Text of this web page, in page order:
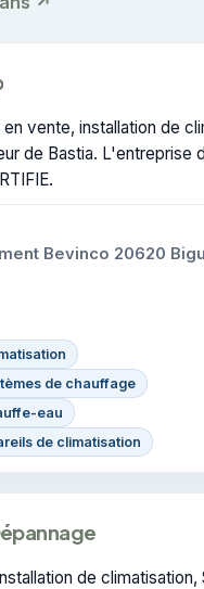
vente, installation de
de Bastia. L'entreprise
Bevinco 20620
de chauffage
eau
de climatisation
de climatisation,